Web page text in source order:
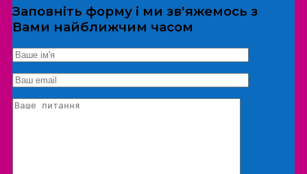
*Дані не передаються третім особам
Екскурсія/локація
Заповніть форму і ми зв'яжемось з
Вами найближчим часом